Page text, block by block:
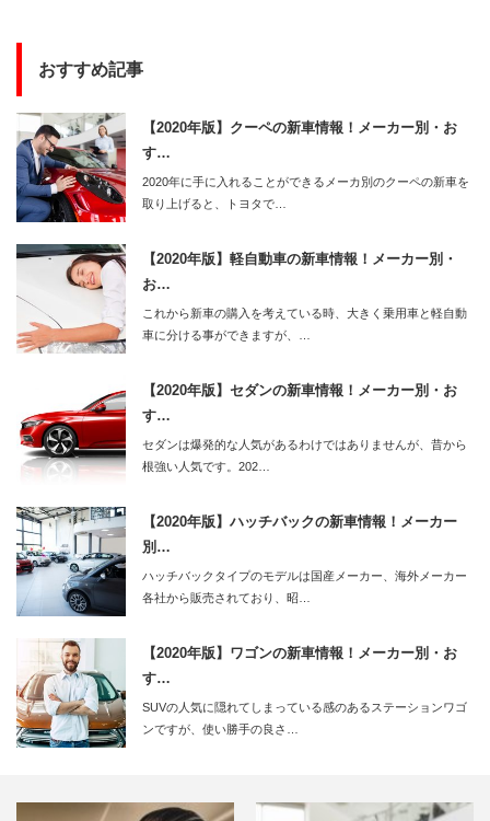
おすすめ記事
【2020年版】クーペの新車情報！メーカー別・お
す…
2020年に手に入れることができるメーカ別のクーペの新車を
取り上げると、トヨタで…
【2020年版】軽自動車の新車情報！メーカー別・
お…
これから新車の購入を考えている時、大きく乗用車と軽自動
車に分ける事ができますが、…
【2020年版】セダンの新車情報！メーカー別・お
す…
セダンは爆発的な人気があるわけではありませんが、昔から
根強い人気です。202…
【2020年版】ハッチバックの新車情報！メーカー
別…
ハッチバックタイプのモデルは国産メーカー、海外メーカー
各社から販売されており、昭…
【2020年版】ワゴンの新車情報！メーカー別・お
す…
SUVの人気に隠れてしまっている感のあるステーションワゴ
ンですが、使い勝手の良さ…